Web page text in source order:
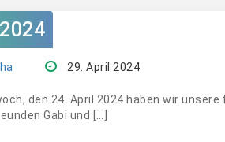
29. April 2024
den 24. April 2024 haben wir
Gabi und […]